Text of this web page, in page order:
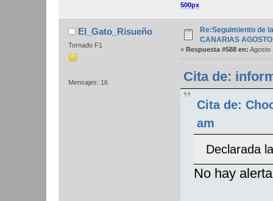
500px
El_Gato_Risueño
Tornado F1
Mensajes: 16
Re:Seguimiento de
CANARIAS
« Respuesta #588 en: Agosto
Cita de:
Cita de:
am
Declarada
No hay